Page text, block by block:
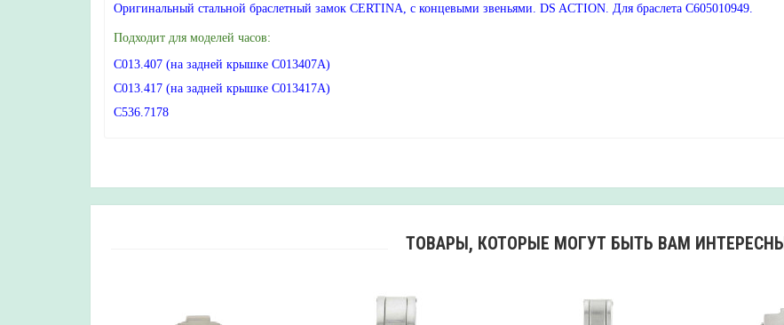
Оригинальный стальной браслетный замок CERTINA, с концевыми звеньями. DS ACTION. Для браслета C605010949.
Подходит для моделей часов:
C013.407 (на задней крышке C013407A)
C013.417 (на задней крышке C013417A)
C536.7178
ТОВАРЫ, КОТОРЫЕ МОГУТ БЫТЬ ВАМ ИНТЕРЕСНЫ